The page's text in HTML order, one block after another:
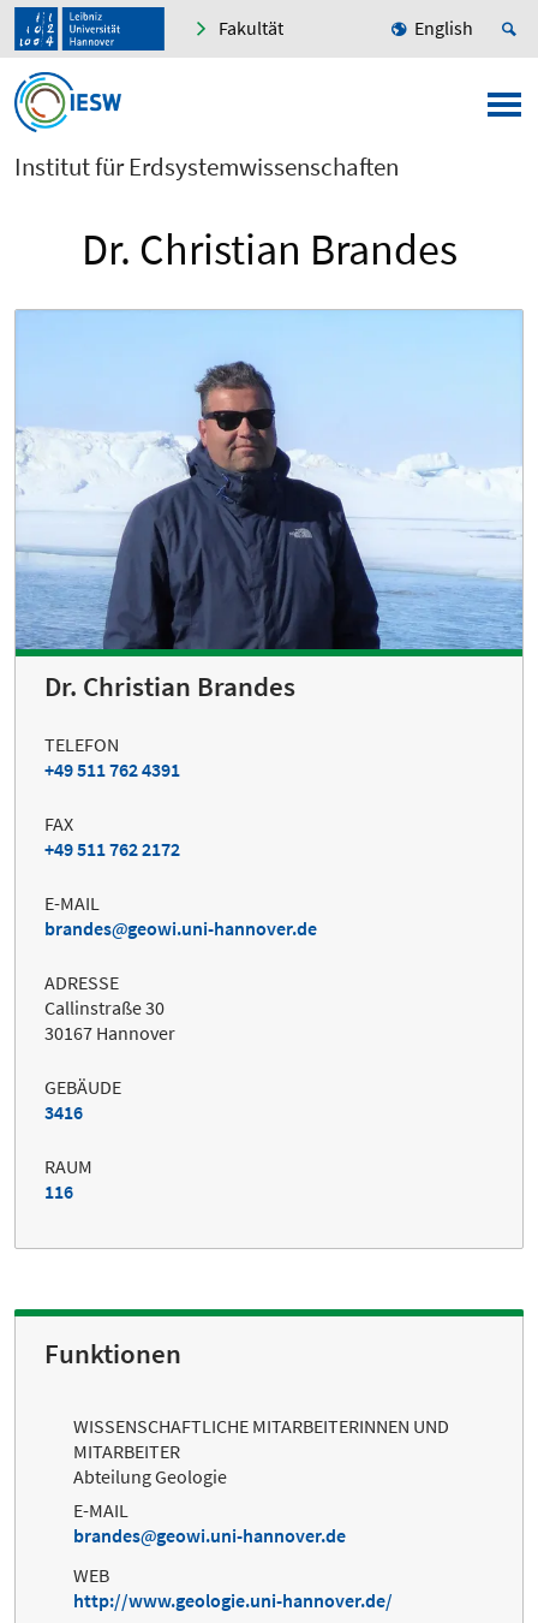
Fakultät English
Institut für Erdsystemwissenschaften
Dr. Christian Brandes
Dr. Christian Brandes
TELEFON
+49 511 762 4391
FAX
+49 511 762 2172
E-MAIL
brandes
geowi.uni-hannover.de
ADRESSE
Callinstraße 30
30167 Hannover
GEBÄUDE
3416
RAUM
116
Funktionen
WISSENSCHAFTLICHE MITARBEITERINNEN UND
MITARBEITER
Abteilung Geologie
E-MAIL
brandes
geowi.uni-hannover.de
WEB
http://www.geologie.uni-hannover.de/